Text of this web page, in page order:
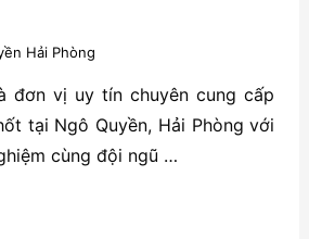
Hải Phòng
đơn vị uy tín chuyên cung cấp
tại Ngô Quyền, Hải Phòng với
cùng đội ngũ …